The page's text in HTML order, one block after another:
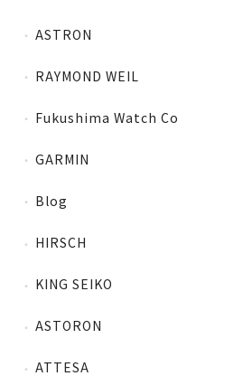
ASTRON
RAYMOND WEIL
Fukushima Watch Co
GARMIN
Blog
HIRSCH
KING SEIKO
ASTORON
ATTESA